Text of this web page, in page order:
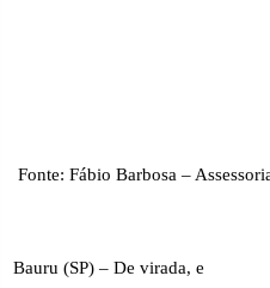
Fonte: Fábio Barbosa –
Bauru (SP) – De virada, e